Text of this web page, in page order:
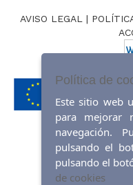
AVISO LEGAL |
Política de
Este sitio web
para mejorar
navegación.
pulsando el
pulsando el
de cookies